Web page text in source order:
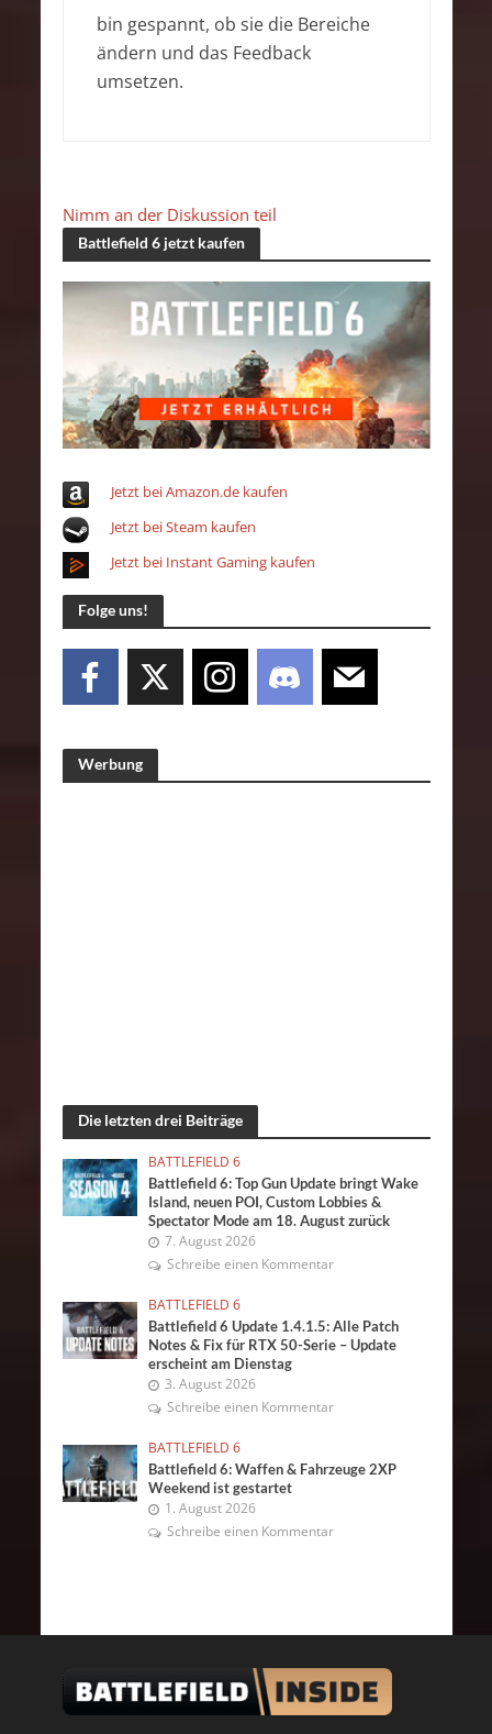
bin gespannt, ob sie die Bereiche
ändern und das Feedback
umsetzen.
Nimm an der Diskussion teil
Battlefield 6 jetzt kaufen
Jetzt bei Amazon.de kaufen
Jetzt bei Steam kaufen
Jetzt bei Instant Gaming kaufen
Folge uns!
Werbung
Die letzten drei Beiträge
BATTLEFIELD 6
Battlefield 6: Top Gun Update bringt Wake
Island, neuen POI, Custom Lobbies &
Spectator Mode am 18. August zurück
7. August 2026
Schreibe einen Kommentar
BATTLEFIELD 6
Battlefield 6 Update 1.4.1.5: Alle Patch
Notes & Fix für RTX 50-Serie – Update
erscheint am Dienstag
3. August 2026
Schreibe einen Kommentar
BATTLEFIELD 6
Battlefield 6: Waffen & Fahrzeuge 2XP
Weekend ist gestartet
1. August 2026
Schreibe einen Kommentar